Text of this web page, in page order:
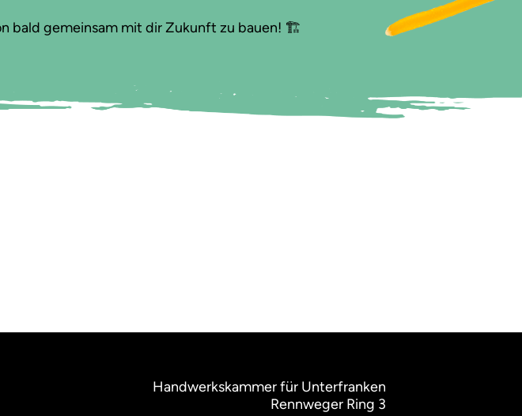
bald gemeinsam mit dir Zukunft zu bauen! 🏗️
Handwerkskammer für Unterfranken
Rennweger Ring 3